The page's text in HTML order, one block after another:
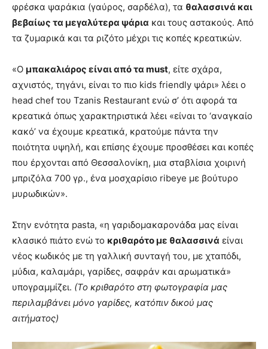
φρέσκα ψαράκια (γαύρος, σαρδέλα), τα θαλασσινά και
βεβαίως τα μεγαλύτερα ψάρια και τους αστακούς. Από
τα ζυμαρικά και τα ριζότο μέχρι τις κοπές κρεατικών.
«Ο μπακαλιάρος είναι από τα must, είτε σχάρα,
αχνιστός, τηγάνι, είναι το πιο kids friendly ψάρι» λέει ο
head chef του Tzanis Restaurant ενώ σ’ ότι αφορά τα
κρεατικά όπως χαρακτηριστικά λέει «είναι το ‘αναγκαίο
κακό’ να έχουμε κρεατικά, κρατούμε πάντα την
ποιότητα υψηλή, και επίσης έχουμε προσθέσει και κοπές
που έρχονται από Θεσσαλονίκη, μια σταβλίσια χοιρινή
μπριζόλα 700 γρ., ένα μοσχαρίσιο ribeye με βούτυρο
μυρωδικών».
Στην ενότητα pasta, «η γαριδομακαρονάδα μας είναι
κλασικό πιάτο ενώ το κριθαρότο με θαλασσινά είναι
νέος κωδικός με τη γαλλική συνταγή του, με χταπόδι,
μύδια, καλαμάρι, γαρίδες, σαφράν και αρωματικά»
υπογραμμίζει. (Το κριθαρότο στη φωτογραφία μας
περιλαμβάνει μόνο γαρίδες, κατόπιν δικού μας
αιτήματος)